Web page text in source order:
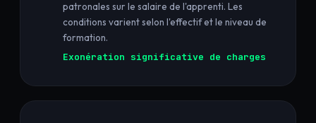
patronales sur le salaire de l'apprenti. Les
conditions varient selon l'effectif et le niveau de
formation.
Exonération significative de charges